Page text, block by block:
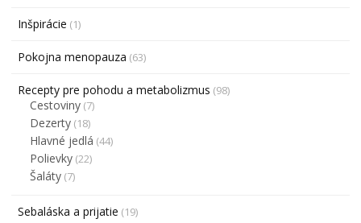
Inšpirácie (1)
Pokojna menopauza (63)
Recepty pre pohodu a metabolizmus (98)
Cestoviny (7)
Dezerty (18)
Hlavné jedlá (44)
Polievky (22)
Šaláty (7)
Sebaláska a prijatie (19)